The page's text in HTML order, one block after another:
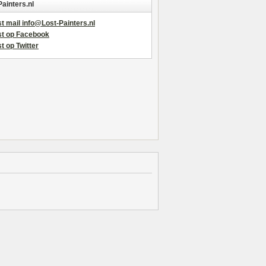
mail info@Lost-Painters.nl
op Facebook
op Twitter